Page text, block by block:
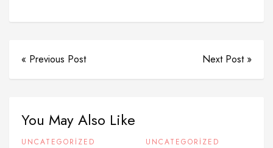
« Previous Post Next Post »
You May Also Like
UNCATEGORIZED UNCATEGORIZED